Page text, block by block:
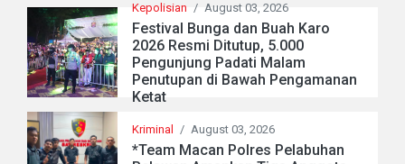
Kepolisian / August 03, 2026
Festival Bunga dan Buah Karo
2026 Resmi Ditutup, 5.000
Pengunjung Padati Malam
Penutupan di Bawah Pengamanan
Ketat
Kriminal / August 03, 2026
*Team Macan Polres Pelabuhan